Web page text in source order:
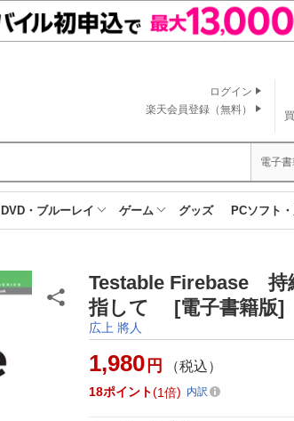
ログイン
楽天会員登録（無料）
電子
DVD・ブルーレイ ゲーム グッズ PCソフト
Testable Firebase 持
指して [電子書籍版]
広上 將人
1,980 円 （税込）
18ポイント 1倍 内訳